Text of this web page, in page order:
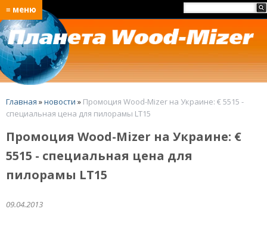
≡ меню
Главная »новости » Промоция Wood-Mizer на Украине: € 5515 -
специальная цена для пилорамы LT15
Промоция Wood-Mizer на Украине: €
5515 - специальная цена для
пилорамы LT15
09.04.2013